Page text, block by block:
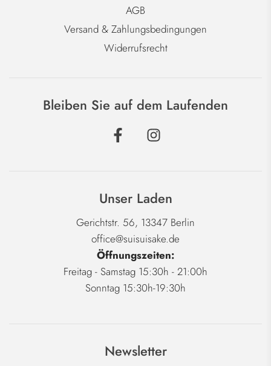
AGB
Versand & Zahlungsbedingungen
Widerrufsrecht
Bleiben Sie auf dem Laufenden
Unser Laden
Gerichtstr. 56, 13347 Berlin
office@suisuisake.de
Öffnungszeiten:
Freitag - Samstag 15:30h - 21:00h
Sonntag 15:30h-19:30h
Newsletter